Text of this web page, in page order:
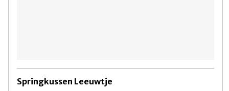
Springkussen Leeuwtje